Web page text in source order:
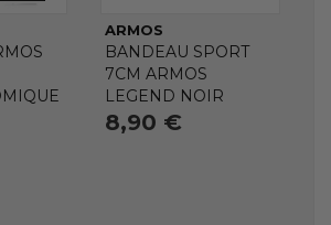
ARMOS
BANDEAU SPORT
7CM ARMOS
LEGEND NOIR
8,90 €